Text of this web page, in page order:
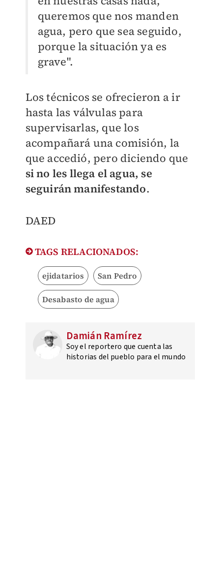
queremos que nos manden
agua, pero que sea seguido,
porque la situación ya es
grave".
Los técnicos se ofrecieron a ir
hasta las válvulas para
supervisarlas, que los
acompañará una comisión, la
que accedió, pero diciendo que
si no les llega el agua, se
seguirán manifestando.
DAED
TAGS RELACIONADOS:
ejidatarios San Pedro
Desabasto de agua
Damián Ramírez
Soy el reportero que cuenta las
historias del pueblo para el mundo